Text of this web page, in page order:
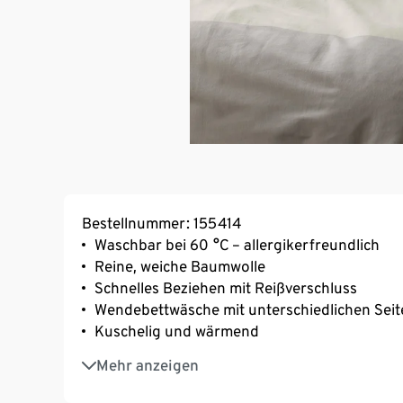
Bestellnummer: 155414
Waschbar bei 60 °C – allergikerfreundlich
Reine, weiche Baumwolle
Schnelles Beziehen mit Reißverschluss
Wendebettwäsche mit unterschiedlichen
Kuschelig und wärmend
Mehr anzeigen
Saugfähig und hautsympathisch